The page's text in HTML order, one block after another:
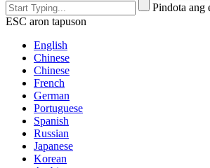
Pindota ang
ESC aron tapuson
English
Chinese
Chinese
French
German
Portuguese
Spanish
Russian
Japanese
Korean